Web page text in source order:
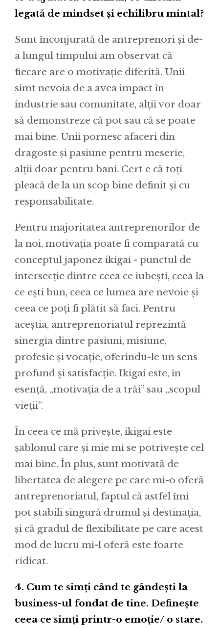
legată de mindset și echilibru mintal?
Sunt înconjurată de antreprenori și de-
a lungul timpului am observat că
fiecare are o motivație diferită. Unii
simt nevoia de a avea impact în
industrie sau comunitate, alții vor doar
să demonstreze că pot sau că se poate
mai bine. Unii pornesc afaceri din
dragoste și pasiune pentru meserie,
alții doar pentru bani. Cert e că toți
pleacă de la un scop bine definit și cu
responsabilitate.
Pentru majoritatea antreprenorilor de
la noi, motivația poate fi comparată cu
conceptul japonez ikigai - punctul de
intersecție dintre ceea ce iubești, ceea la
ce ești bun, ceea ce lumea are nevoie și
ceea ce poți fi plătit să faci. Pentru
aceștia, antreprenoriatul reprezintă
sinergia dintre pasiuni, misiune,
profesie și vocație, oferindu-le un sens
profund și satisfacție. Ikigai este, în
esență, „motivația de a trăi” sau „scopul
vieții”.
În ceea ce mă privește, ikigai este
șablonul care și mie mi se potrivește cel
mai bine. În plus, sunt motivată de
libertatea de alegere pe care mi-o oferă
antreprenoriatul, faptul că astfel îmi
pot stabili singură drumul și destinația,
și că gradul de flexibilitate pe care acest
mod de lucru mi-l oferă este foarte
ridicat.
4. Cum te simți când te gândești la
business-ul fondat de tine. Definește
ceea ce simți printr-o emoție/ o stare.